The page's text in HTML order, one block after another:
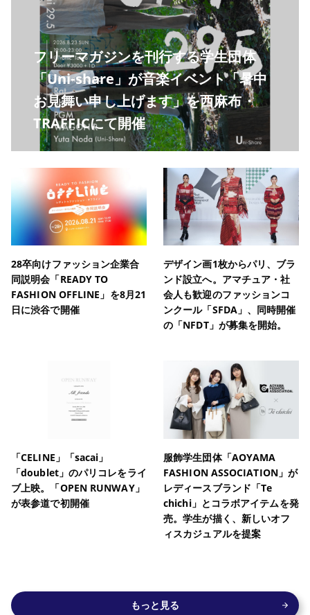
フリーマガジンを刊行する学生団体
「Uni-share」が音楽イベント「暑中
お見舞い申し上げます」を西麻布・
TRAFFICにて開催
28卒向けファッション企業合
同説明会「READY TO
FASHION OFFLINE」を8月21
日に渋谷で開催
デザイン画1枚からパリ、ブラ
ンド設立へ。アマチュア・社
会人も歓迎のファッションコ
ンクール「SFDA」、同時開催
の「NFDT」が募集を開始。
「CELINE」「sacai」
「doublet」のパリコレをライ
ブ上映。「OPEN RUNWAY」
が表参道で初開催
服飾学生団体「AOYAMA
FASHION ASSOCIATION」が
レディースブランド「Te
chichi」とコラボアイテムを発
売。学生が描く、新しいオフ
ィスカジュアルを提案
もっと見る